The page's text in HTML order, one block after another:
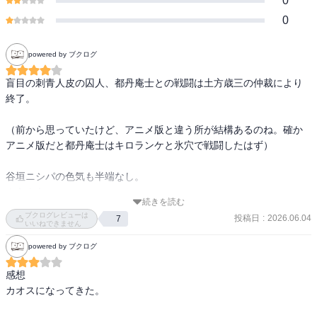
0
powered by ブクログ
盲目の刺青人皮の囚人、都丹庵士との戦闘は土方歳三の仲裁により
終了。
（前から思っていたけど、アニメ版と違う所が結構あるのね。確か
アニメ版だと都丹庵士はキロランケと氷穴で戦闘したはず）
谷垣ニシパの色気も半端なし。
そして一同はついに網走監獄へ。
鮭漁をしているアイヌに変装し、監獄内に進むトンネルを掘る。
門倉看守部長は土方歳三と繋がっていて、杉本一味に合流。
続きを読む
ブクログレビューは
いいねできません
7 投稿日 : 2026.06.04
powered by ブクログ
感想
カオスになってきた。